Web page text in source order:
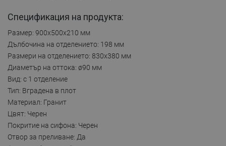
Спецификация на продукта:
Размер: 900x500x210 мм
Дълбочина на отделението: 198 мм
Размери на отделението: 830x380 мм
Диаметър на оттока: ø90 мм
Вид: с 1 отделение
Тип: Вградена в плот
Материал: Гранит
Цвят: Черен
Покритие на сифона: Черен
Отвор за преливане: Да